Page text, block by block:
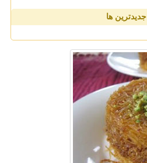
جدیدترین ها